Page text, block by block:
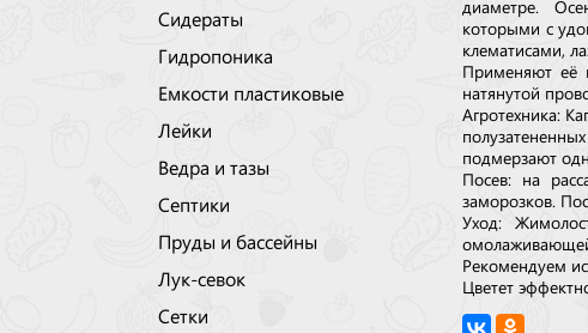
Сидераты
Гидропоника
Емкости пластиковые
Лейки
Ведра и тазы
Септики
Пруды и бассейны
Лук-севок
Сетки
диаметре.
которыми с
клематисами,
Применяют её
натянутой
Агротехника:
подмерзают
Посев: на
заморозков.
Уход:
Рекомендуем
Цветет